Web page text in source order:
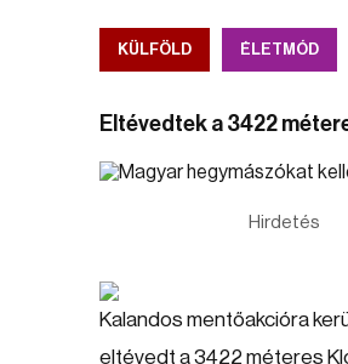
KÜLFÖLD ÉLETMÓD
Eltévedtek a 3422
Hirdetés
Kalandos mentőakcióra
eltévedt a 3422 méteres